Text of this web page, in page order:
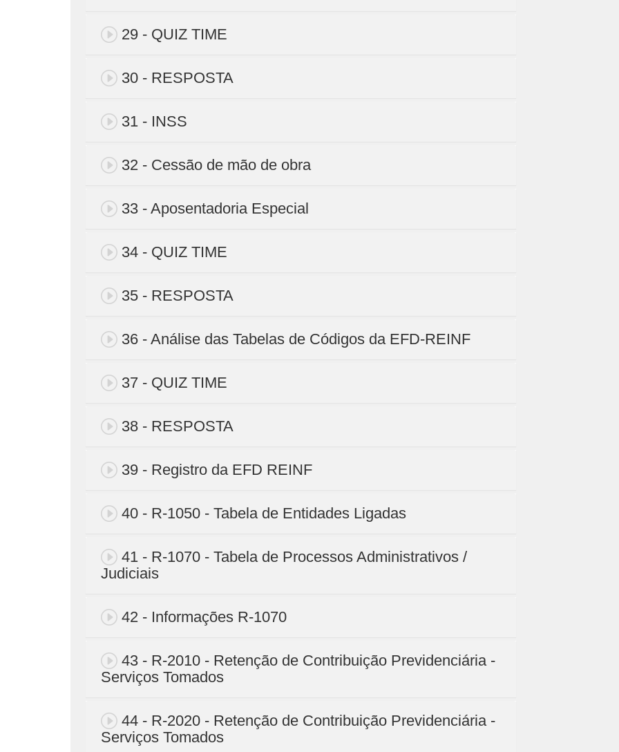
29 - QUIZ TIME
30 - RESPOSTA
31 - INSS
32 - Cessão de mão de obra
33 - Aposentadoria Especial
34 - QUIZ TIME
35 - RESPOSTA
36 - Análise das Tabelas de Códigos da EFD-REINF
37 - QUIZ TIME
38 - RESPOSTA
39 - Registro da EFD REINF
40 - R-1050 - Tabela de Entidades Ligadas
41 - R-1070 - Tabela de Processos Administrativos /
Judiciais
42 - Informações R-1070
43 - R-2010 - Retenção de Contribuição Previdenciária -
Serviços Tomados
44 - R-2020 - Retenção de Contribuição Previdenciária -
Serviços Tomados